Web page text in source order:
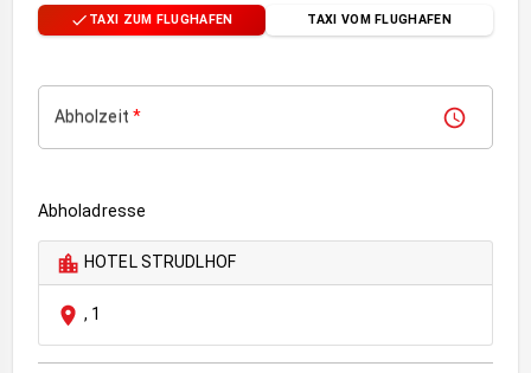
TAXI ZUM FLUGHAFEN TAXI VOM FLUGHAFEN
Abholzeit *
Abholadresse
HOTEL STRUDLHOF
, 1